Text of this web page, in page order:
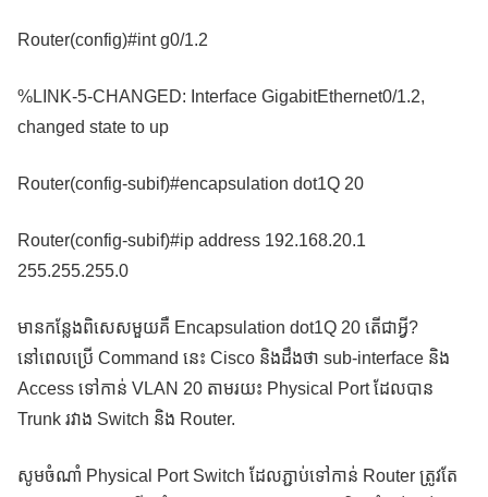
Router(config)#int g0/1.2
%LINK-5-CHANGED: Interface GigabitEthernet0/1.2,
changed state to up
Router(config-subif)#encapsulation dot1Q 20
Router(config-subif)#ip address 192.168.20.1
255.255.255.0
មានកន្លែងពិសេសមួយគឺ Encapsulation dot1Q 20 តើជាអ្វី?
នៅពេលប្រើ Command នេះ Cisco និងដឹងថា sub-interface និង
Access ទៅកាន់ VLAN 20 តាមរយះ Physical Port ដែលបាន
Trunk រវាង Switch និង Router.
សូមចំណាំ Physical Port Switch ដែលភ្ជាប់ទៅកាន់ Router ត្រូវតែ